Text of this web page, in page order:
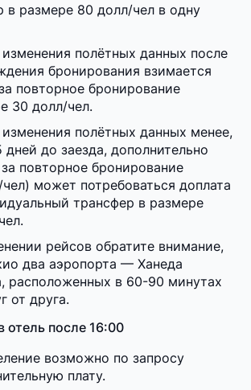
в размере 80 долл/чел в одну
изменения полётных данных после
бронирования взимается
повторное бронирование
30 долл/чел.
изменения полётных данных менее,
дней до заезда, дополнительно
повторное бронирование
может потребоваться доплата
трансфер в размере
рейсов обратите внимание,
два аэропорта — Ханеда
расположенных в 60-90 минутах
от друга.
отель после 16:00
возможно по запросу
плату.